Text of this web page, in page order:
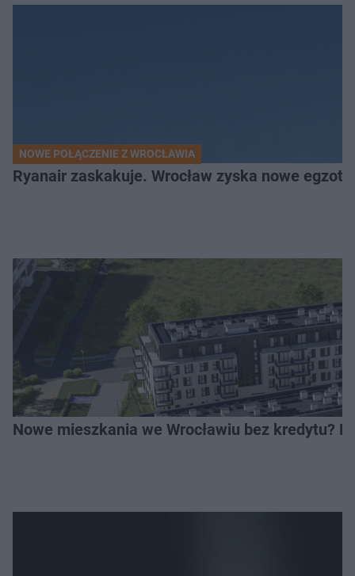
NOWE POŁĄCZENIE Z WROCŁAWIA
Ryanair zaskakuje. Wrocław zyska nowe
Nowe mieszkania we Wrocławiu bez kredytu?